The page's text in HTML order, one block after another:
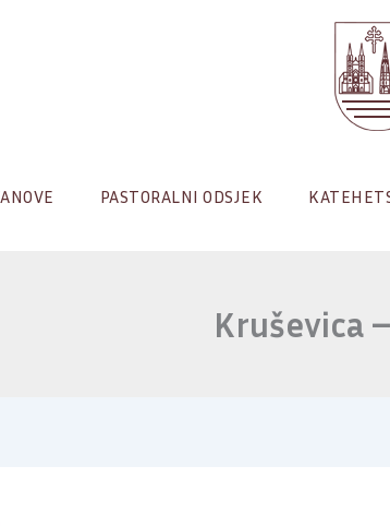
PASTORALNI ODSJEK
Kruševica